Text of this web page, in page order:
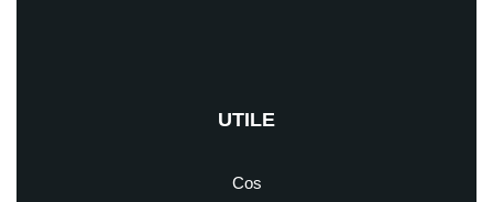
UTILE
Cos